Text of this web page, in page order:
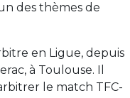
des thèmes de
en Ligue, depuis
à Toulouse. Il
le match TFC-